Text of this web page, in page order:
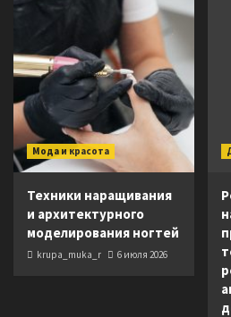
Мода и красота
Техники наращивания
и архитектурного
моделирования ногтей
krupa_muka_r 6 июля 2026